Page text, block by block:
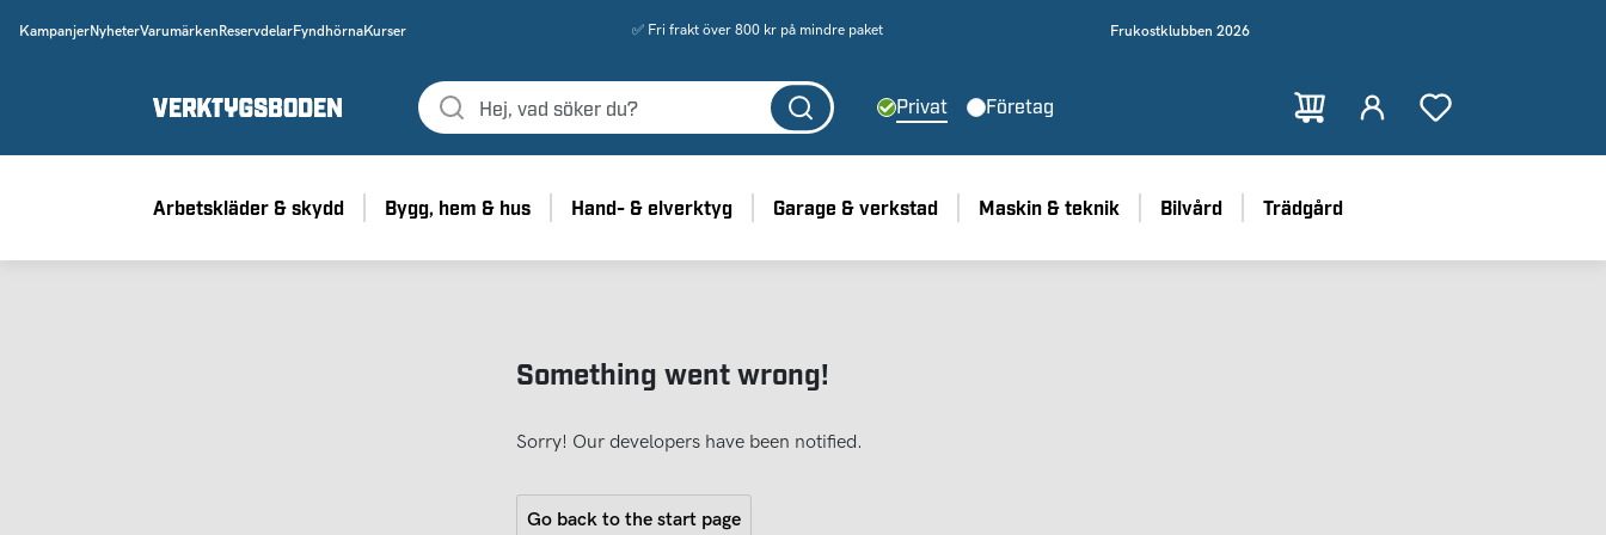
KampanjerNyheterVarumärken ReservdelarFyndhörnaKurser ✅ Fri frakt över 800 kr på mindre paket Frukostklubben 2026
Privat Företag
Arbetskläder & skydd Bygg, hem & hus Hand- & elverktyg Garage & verkstad Maskin & teknik Bilvård Trädgård
Something went wrong!
Sorry! Our developers have been notified.
Go back to the start page